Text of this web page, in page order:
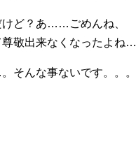
けど？あ……ごめんね、
尊敬出来なくなったよね…
そんな事ないです。。。